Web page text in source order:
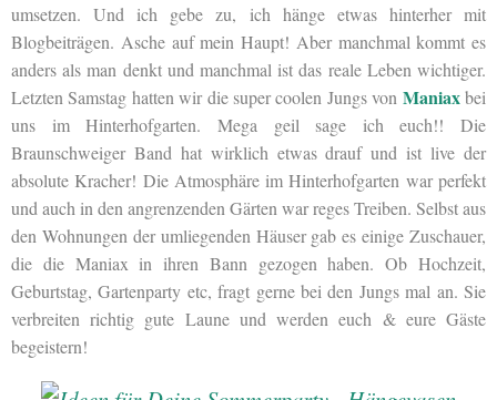
umsetzen. Und ich gebe zu, ich hänge etwas hinterher mit
Blogbeiträgen. Asche auf mein Haupt! Aber manchmal kommt es
anders als man denkt und manchmal ist das reale Leben wichtiger.
Letzten Samstag hatten wir die super coolen Jungs von Maniaxbei
uns im Hinterhofgarten. Mega geil sage ich euch!! Die
Braunschweiger Band hat wirklich etwas drauf und ist live der
absolute Kracher! Die Atmosphäre im Hinterhofgarten war perfekt
und auch in den angrenzenden Gärten war reges Treiben. Selbst aus
den Wohnungen der umliegenden Häuser gab es einige Zuschauer,
die die Maniax in ihren Bann gezogen haben. Ob Hochzeit,
Geburtstag, Gartenparty etc, fragt gerne bei den Jungs mal an. Sie
verbreiten richtig gute Laune und werden euch & eure Gäste
begeistern!